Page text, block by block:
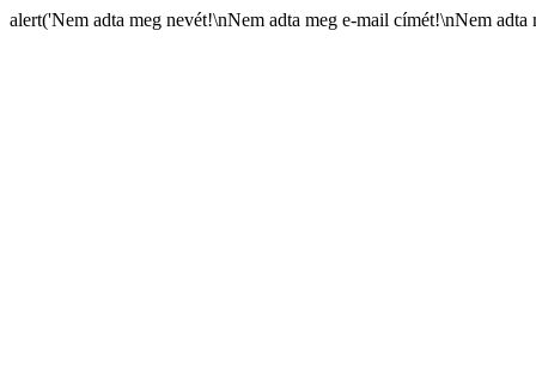
alert('Nem adta meg nevét!\nNem adta meg e-mail címét!\nNem